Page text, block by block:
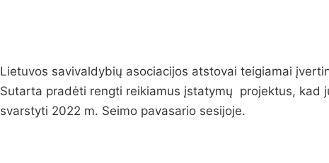
Lietuvos savivaldybių asociacijos atstovai teigiamai
Sutarta pradėti rengti reikiamus įstatymų projektus, kad
svarstyti 2022 m. Seimo pavasario sesijoje.